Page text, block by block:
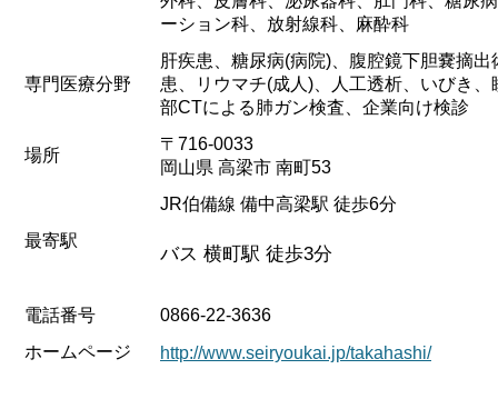
ーション科、放射線科、麻酔科
専門医療分野
肝疾患、糖尿病(病院)、腹腔鏡下胆嚢摘
患、リウマチ(成人)、人工透析、いびき
部CTによる肺ガン検査、企業向け検診
場所
〒716-0033
岡山県 高梁市 南町53
最寄駅
JR伯備線 備中高梁駅 徒歩6分
バス 横町駅 徒歩3分
電話番号
0866-22-3636
ホームページ
http://www.seiryoukai.jp/takahashi/